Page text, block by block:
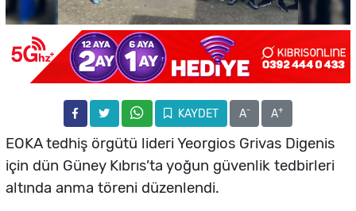
KAYDET A- A+
EOKA tedhiş örgütü lideri Yeorgios Grivas Digenis
için dün Güney Kıbrıs’ta yoğun güvenlik tedbirleri
altında anma töreni düzenlendi.